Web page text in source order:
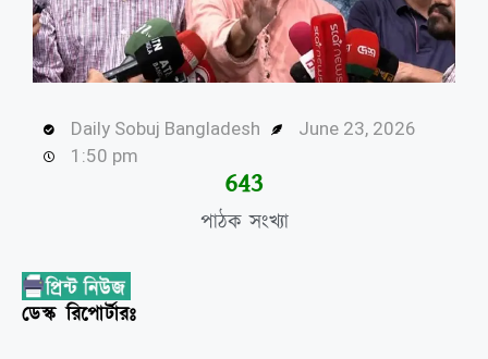
Daily Sobuj Bangladesh
June 23, 2026
1:50 pm
পাঠক সংখ্যা
644
ডেস্ক রিপোর্টারঃ